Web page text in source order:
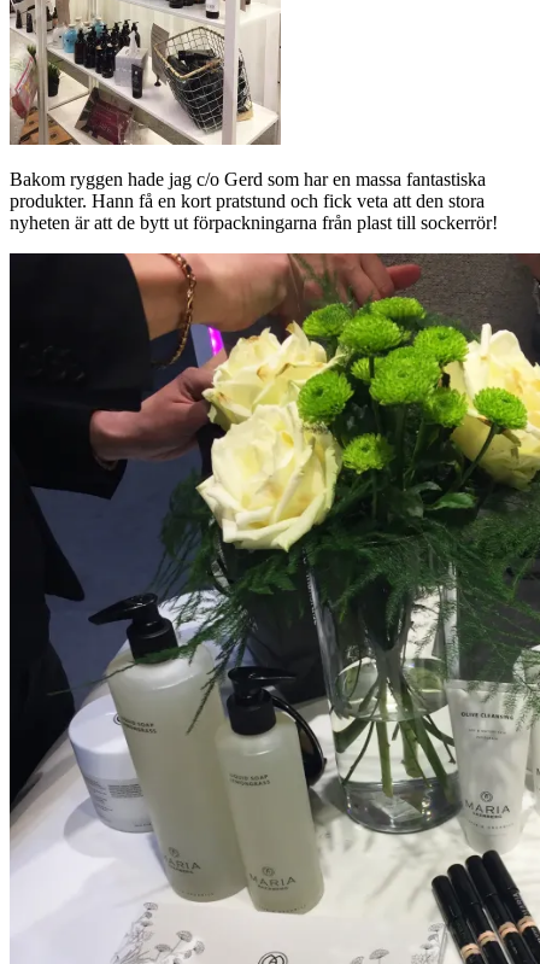
Bakom ryggen hade jag c/o Gerd som har en massa fantastiska
produkter. Hann få en kort pratstund och fick veta att den stora
nyheten är att de bytt ut förpackningarna från plast till sockerrör!